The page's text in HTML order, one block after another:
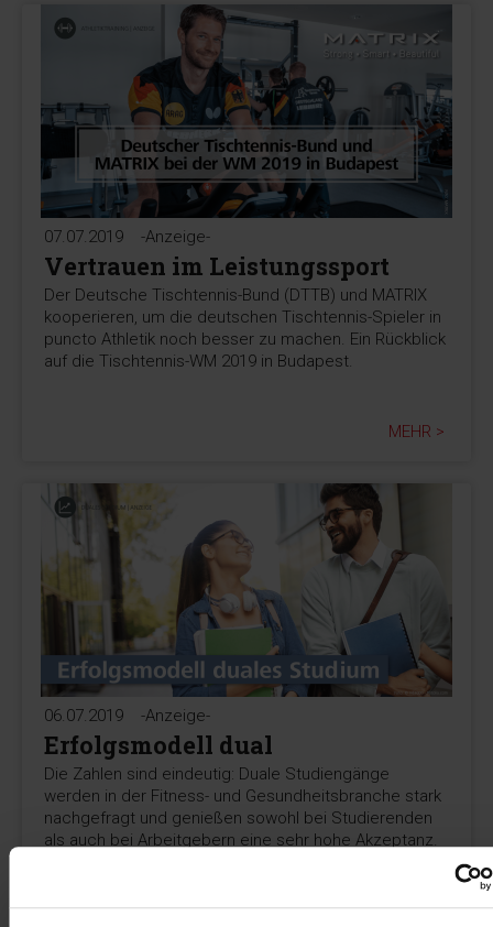
07.07.2019 -Anzeige-
Vertrauen im Leistungssport
Der Deutsche Tischtennis-Bund (DTTB) und MATRIX
kooperieren, um die deutschen Tischtennis-Spieler in
puncto Athletik noch besser zu machen. Ein Rückblick
auf die Tischtennis-WM 2019 in Budapest.
MEHR >
06.07.2019 -Anzeige-
Erfolgsmodell dual
Die Zahlen sind eindeutig: Duale Studiengänge
werden in der Fitness- und Gesundheitsbranche stark
nachgefragt und genießen sowohl bei Studierenden
als auch bei Arbeitgebern eine sehr hohe Akzeptanz.
MEHR >